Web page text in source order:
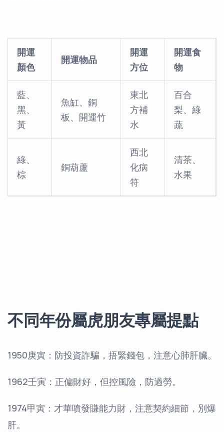
開運
顏色
開運物品
開運
方位
開運食
物
藍、
黑、
黃
魚缸、銅
板、開運竹
東北
方補
水
百合
梨、綠
蔬
綠、
棕
銅葫蘆
西北
化病
符
清茶、
水果
不同年份屬虎朋友專屬提點
1950庚寅：防投資詐騙，捂緊錢包，注意心肺肝臟。
1962壬寅：正偏財好，但控風險，防過勞。
1974甲寅：才華噴發賺能力財，注意契約細節，別爆
肝。